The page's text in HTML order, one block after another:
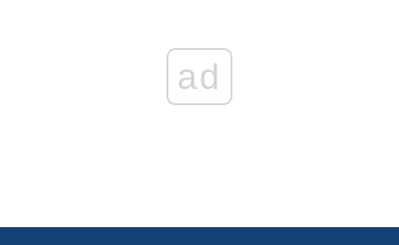
ad